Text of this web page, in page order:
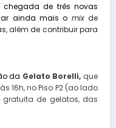
chegada de três novas
ainda mais o mixde
além de contribuir para
da Gelato Borelli, que
16h, no Piso P2 (ao lado
de gelatos, das